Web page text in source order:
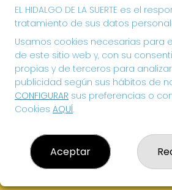
PRÓXIMO BOTE
¡SUERTE!
EL HIDALGO DE LA SUERTE es el
tratamiento de sus datos
Usamos cookies necesarias para
de este sitio web y, con su
propias y de terceros para
publicidad según sus hábitos de
CONFIGURAR sus preferencias o
Cookies AQUÍ.
Aceptar